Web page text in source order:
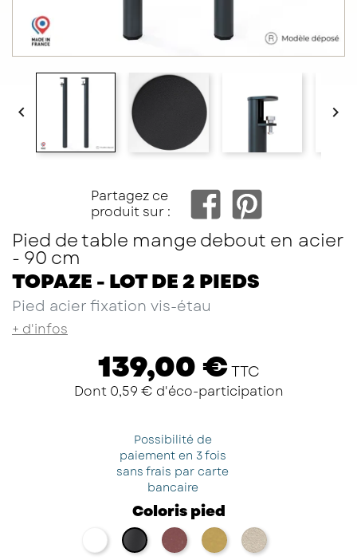
 
Partagez ce
produit sur :
Pied de table mange debout en acier
- 90 cm
TOPAZE - LOT DE 2 PIEDS
Pied acier fixation vis-étau
+ d'infos
139,00 €TTC
Dont 0,59 € d'éco-participation
Possibilité de
paiement en 3 fois
sans frais par carte
bancaire
Coloris pied
blanc noir red brown métallisé
doré champagne